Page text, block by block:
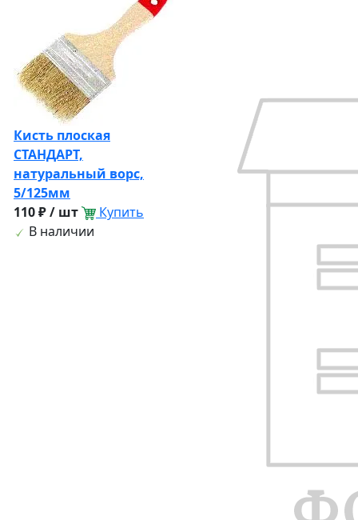
Кисть плоская
СТАНДАРТ,
натуральный ворс,
5/125мм
110 ₽ / шт
Купить
В наличии